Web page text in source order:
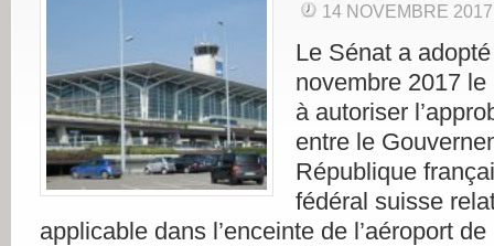
14 NOVEMBRE 2017
Le Sénat a
novembre 2017
à autoriser
entre le
République
fédéral suisse
applicable dans l’enceinte de l’aéroport